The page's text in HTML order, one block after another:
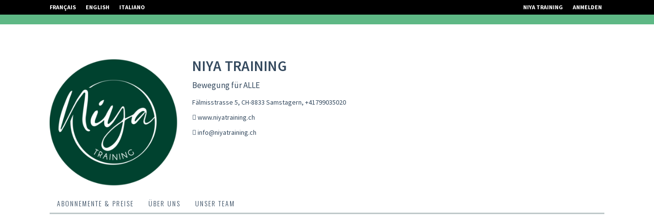
FRANÇAIS ENGLISH ITALIANO NIYA TRAINING ANMELDEN
NIYA TRAINING
Bewegung für ALLE
Fälmisstrasse 5, CH-8833 Samstagern, +41799035020
www.niyatraining.ch
info@niyatraining.ch
ABONNEMENTE & PREISE ÜBER UNS UNSER TEAM